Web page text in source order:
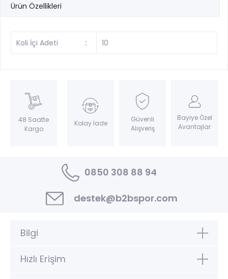
Ürün Özellikleri
Koli İçi Adeti : 10
48 Saatte
Kargo
Kolay İade
Güvenli
Alışveriş
Bayiye Özel
Avantajlar
0850 308 88 94
destek@b2bspor.com
Bilgi
Hızlı Erişim